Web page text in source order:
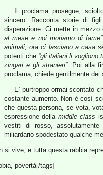
Il proclama prosegue,
sincero. Racconta storie di
disperazione. Ci mette in
al mese e noi moriamo di fame”
animali, ora ci lasciano a casa
potenti che “gli italiani li vogliono
zingari e gli stranieri”. Poi alla
proclama, chiede gentilmente
E’ purtroppo ormai scontato
costante aumento. Non è così
che questa persona, se vota,
espressione della middle class
vestiti di rosso,
miliardario spodestato qualche
si vive; e tutta questa rabbia
povertà[/tags]